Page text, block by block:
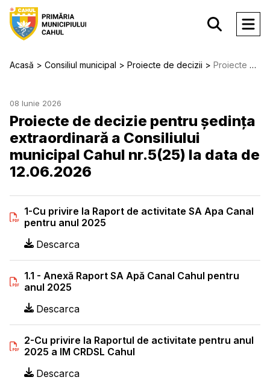
Acasă Consiliul municipal Proiecte de decizii Proiecte de decizie pentru ședința extraordinară a Consiliului municipal Cahul nr.5(25) la data de 12.06.2026
08 Iunie 2026
Proiecte de decizie pentru ședința
extraordinară a Consiliului
municipal Cahul nr.5(25) la data de
12.06.2026
1-Cu privire la Raport de activitate SA Apa Canal
pentru anul 2025
Descarca
1.1 - Anexă Raport SA Apă Canal Cahul pentru
anul 2025
Descarca
2-Cu privire la Raportul de activitate pentru anul
2025 a IM CRDSL Cahul
Descarca